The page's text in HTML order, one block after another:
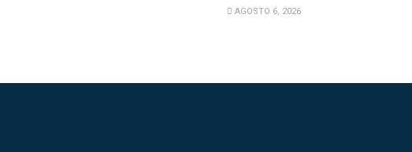
AGOSTO 6, 2026